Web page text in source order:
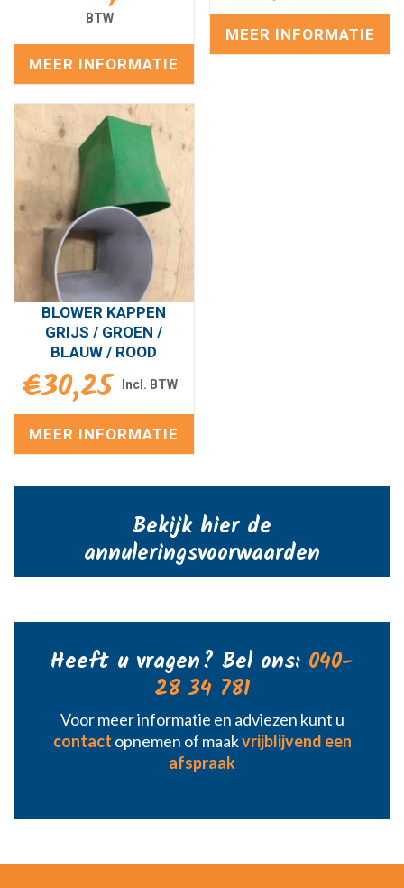
MEER INFORMATIE
MEER INFORMATIE
BLOWER KAPPEN
GRIJS / GROEN /
BLAUW / ROOD
€30,25
MEER INFORMATIE
Bekijk hier de
annuleringsvoorwaarden
Heeft u vragen? Bel ons: 040-
28 34 781
Voor meer informatie en adviezen kunt u
contact opnemen of maakvrijblijvend een
afspraak